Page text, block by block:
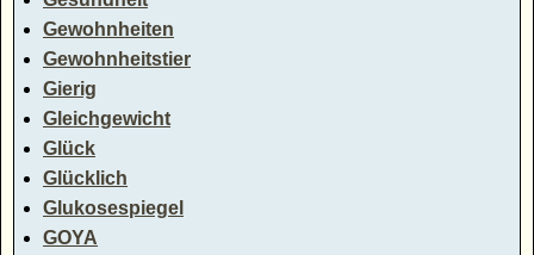
Gewohnheiten
Gewohnheitstier
Gierig
Gleichgewicht
Glück
Glücklich
Glukosespiegel
GOYA